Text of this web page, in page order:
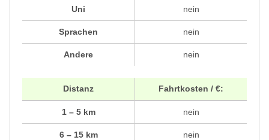
Uni
Sprachen
Andere
nein
nein
nein
Distanz
1 – 5 km
6 – 15 km
Fahrtkosten / €:
nein
nein